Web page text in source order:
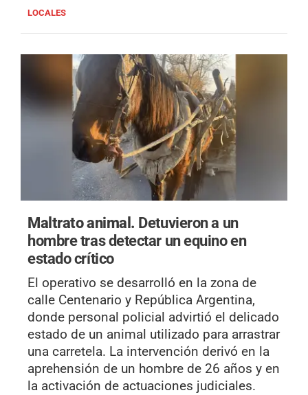
LOCALES
Maltrato animal. Detuvieron a un
hombre tras detectar un equino en
estado crítico
El operativo se desarrolló en la zona de
calle Centenario y República Argentina,
donde personal policial advirtió el delicado
estado de un animal utilizado para arrastrar
una carretela. La intervención derivó en la
aprehensión de un hombre de 26 años y en
la activación de actuaciones judiciales.